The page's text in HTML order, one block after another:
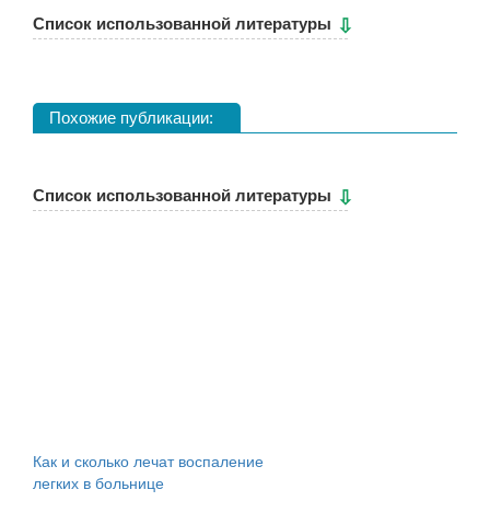
Cписок использованной литературы
Похожие публикации:
Cписок использованной литературы
Как и сколько лечат воспаление
легких в больнице